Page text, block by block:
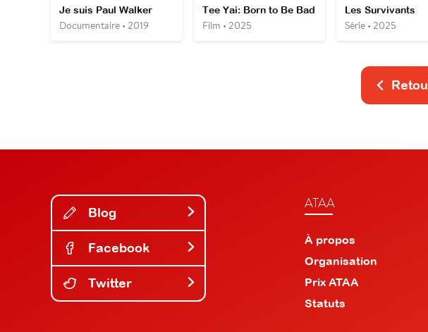
Je suis Paul Walker
Documentaire • 2019
Tee Yai: Born to Be Bad
Film • 2025
Les Survivants
Série • 2025
Blog
Facebook
Twitter
ATAA
À propos
Organisation
Prix ATAA
Statuts